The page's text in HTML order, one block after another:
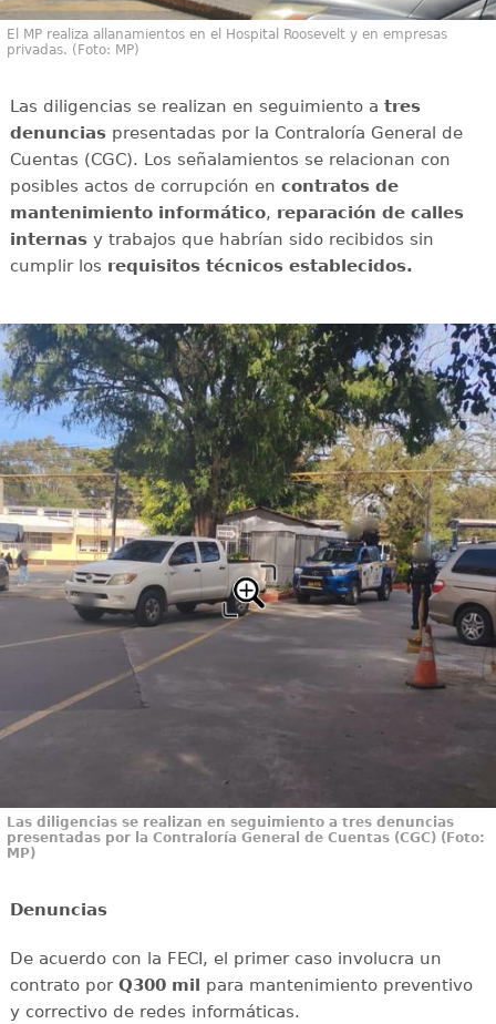
El MP realiza allanamientos en el Hospital Roosevelt y en empresas
privadas. (Foto: MP)
Las diligencias se realizan en seguimiento a tres
denunciaspresentadas por la Contraloría General de
Cuentas (CGC). Los señalamientos se relacionan con
posibles actos de corrupción en contratos de
mantenimiento informático, reparación de calles
internasy trabajos que habrían sido recibidos sin
cumplir los requisitos técnicos establecidos.
Las diligencias se realizan en seguimiento a tres denuncias
presentadas por la Contraloría General de Cuentas (CGC) (Foto:
MP)
Denuncias
De acuerdo con la FECI, el primer caso involucra un
contrato por Q300 mil para mantenimiento preventivo
y correctivo de redes informáticas.